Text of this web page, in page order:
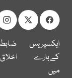
ایکسپریس
کے بارے
میں
اخلاق